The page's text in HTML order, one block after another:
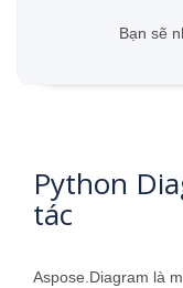
Bạn sẽ
Python
tác
Aspose.Diagram là